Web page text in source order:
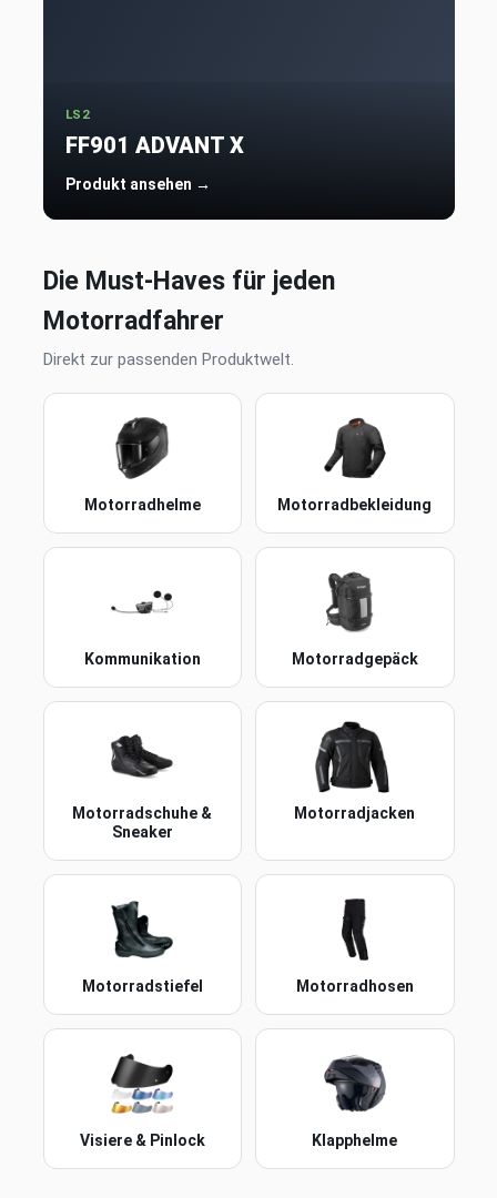
LS2
FF901 ADVANT X
Produkt ansehen →
Die Must-Haves für jeden
Motorradfahrer
Direkt zur passenden Produktwelt.
Motorradhelme Motorradbekleidung
Kommunikation Motorradgepäck
Motorradschuhe &
Sneaker
Motorradjacken
Motorradstiefel Motorradhosen
Visiere & Pinlock Klapphelme